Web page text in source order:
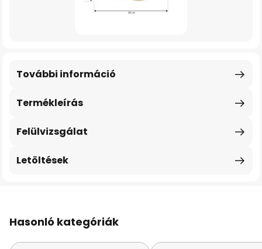
Termékleírás
További információ
Felülvizsgálat
Letöltések
Hasonló kategóriák